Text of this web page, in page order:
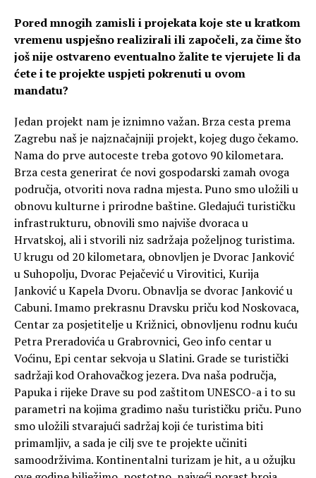
Pored mnogih zamisli i projekata koje ste u kratkom
vremenu uspješno realizirali ili započeli, za čime što
još nije ostvareno eventualno žalite te vjerujete li da
ćete i te projekte uspjeti pokrenuti u ovom
mandatu?
Jedan projekt nam je iznimno važan. Brza cesta prema
Zagrebu naš je najznačajniji projekt, kojeg dugo čekamo.
Nama do prve autoceste treba gotovo 90 kilometara.
Brza cesta generirat će novi gospodarski zamah ovoga
područja, otvoriti nova radna mjesta. Puno smo uložili u
obnovu kulturne i prirodne baštine. Gledajući turističku
infrastrukturu, obnovili smo najviše dvoraca u
Hrvatskoj, ali i stvorili niz sadržaja poželjnog turistima.
U krugu od 20 kilometara, obnovljen je Dvorac Janković
u Suhopolju, Dvorac Pejačević u Virovitici, Kurija
Janković u Kapela Dvoru. Obnavlja se dvorac Janković u
Cabuni. Imamo prekrasnu Dravsku priču kod Noskovaca,
Centar za posjetitelje u Križnici, obnovljenu rodnu kuću
Petra Preradovića u Grabrovnici, Geo info centar u
Voćinu, Epi centar sekvoja u Slatini. Grade se turistički
sadržaji kod Orahovačkog jezera. Dva naša područja,
Papuka i rijeke Drave su pod zaštitom UNESCO-a i to su
parametri na kojima gradimo našu turističku priču. Puno
smo uložili stvarajući sadržaj koji će turistima biti
primamljiv, a sada je cilj sve te projekte učiniti
samoodrživima. Kontinentalni turizam je hit, a u ožujku